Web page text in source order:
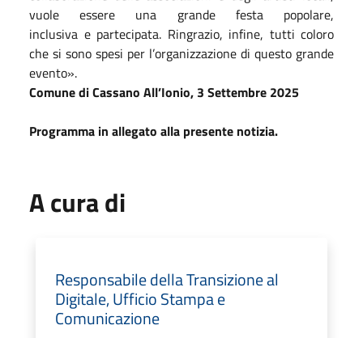
vuole essere una grande festa popolare,
inclusiva e partecipata. Ringrazio, infine, tutti coloro
che si sono spesi per l’organizzazione di questo grande
evento».
Comune di Cassano All’Ionio, 3 Settembre 2025
Programma in allegato alla presente notizia.
A cura di
Responsabile della Transizione al
Digitale, Ufficio Stampa e
Comunicazione